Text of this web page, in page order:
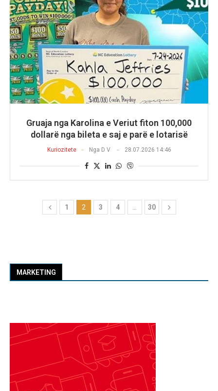
Gruaja nga Karolina e Veriut fiton 100,000
dollarë nga bileta e saj e parë e lotarisë
Kuriozitete Nga D V 28.07.2026 14:46
1 2 3 4 … 30
MARKETING